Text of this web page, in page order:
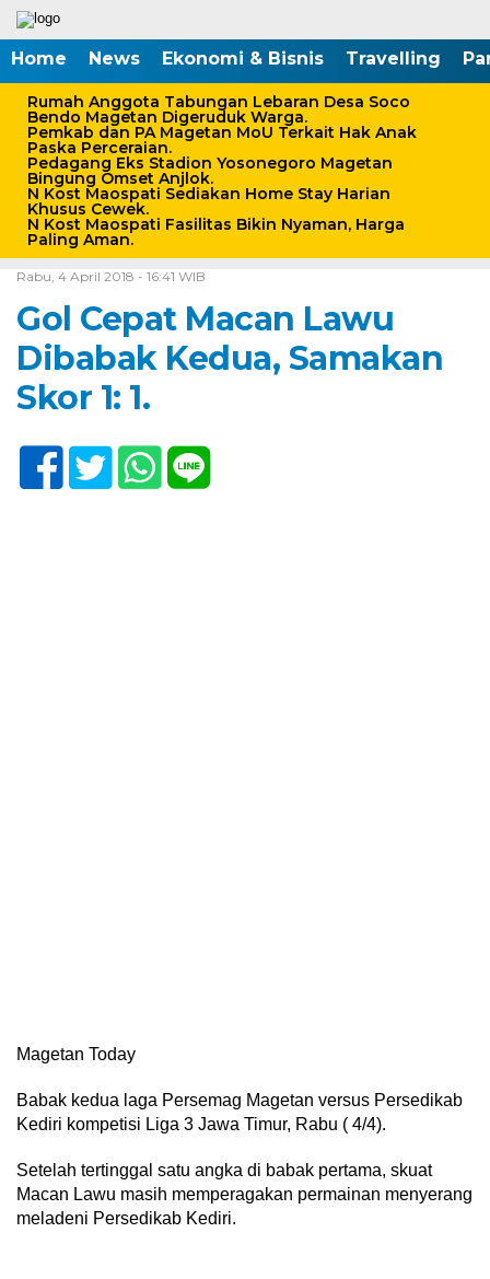
Home News Ekonomi & Bisnis Travelling
Rumah Anggota Tabungan Lebaran Desa Soco
Bendo Magetan Digeruduk Warga.
Pemkab dan PA Magetan MoU Terkait Hak Anak
Paska Perceraian.
Pedagang Eks Stadion Yosonegoro Magetan
Bingung Omset Anjlok.
N Kost Maospati Sediakan Home Stay Harian
Khusus Cewek.
N Kost Maospati Fasilitas Bikin Nyaman, Harga
Paling Aman.
Home /Peristiwa /
Rabu, 4 April 2018 - 16:41 WIB
Gol Cepat Macan Lawu
Dibabak Kedua, Samakan
Skor 1: 1.
Magetan Today
Babak kedua laga Persemag Magetan versus Persedikab
Kediri kompetisi Liga 3 Jawa Timur, Rabu ( 4/4).
Setelah tertinggal satu angka di babak pertama, skuat
Macan Lawu masih memperagakan permainan menyerang
meladeni Persedikab Kediri.